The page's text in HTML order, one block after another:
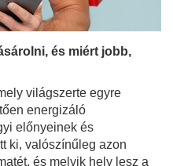
világszerte egyre
energizáló
előnyeinek és
ki, valószínűleg azon
és melyik hely lesz a
vásárláshoz. Bár a
meg a helyhez
kínálják a
árakat és olyan